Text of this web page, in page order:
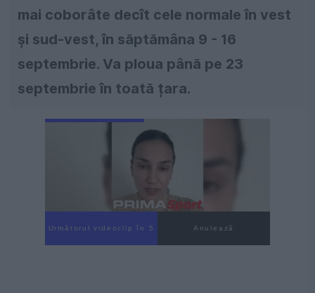
mai coborâte decît cele normale în vest
şi sud-vest, în săptămâna 9 - 16
septembrie. Va ploua până pe 23
septembrie în toată țara.
Următorul videoclip în 3 Anulează